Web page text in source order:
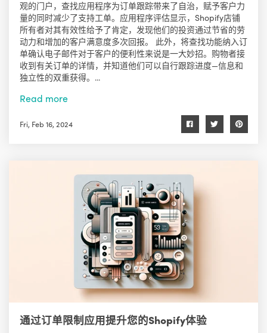
观的门户，查找应用程序为订单跟踪带来了自治，赋予客户力
量的同时减少了支持工单。应用程序评估显示，Shopify店铺
所有者对其有效性给予了肯定，发现他们的投资通过节省的劳
动力和增加的客户满意度多次回报。 此外，将查找功能纳入订
单确认电子邮件对于客户的便利性来说是一大妙招。购物者接
收到有关订单的详情，并知道他们可以自行跟踪进度—信息和
独立性的双重获得。...
Read more
Fri, Feb 16, 2024
通过订单限制应用提升您的Shopify体验